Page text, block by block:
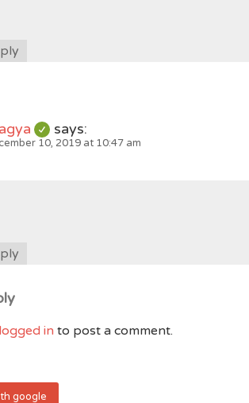
says:
10, 2019 at 10:47 am
logged in to post a comment.
google